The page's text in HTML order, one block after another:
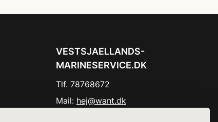
VESTSJAELLANDS-
MARINESERVICE.DK
Tlf. 78768672
Mail: hej@want.dk